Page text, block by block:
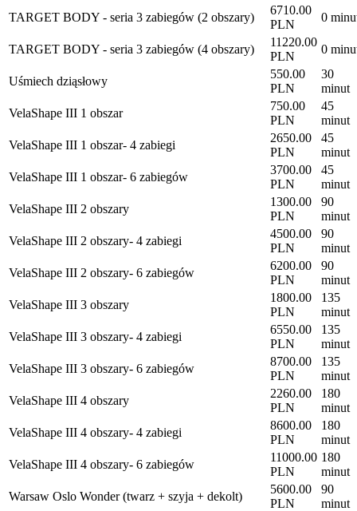
TARGET BODY - seria 3 zabiegów (2 obszary)
6710.00
PLN
0
TARGET BODY - seria 3 zabiegów (4 obszary)
11220.00
PLN
0
Uśmiech dziąsłowy
550.00
PLN
30
minut
VelaShape III 1 obszar
750.00
PLN
45
minut
VelaShape III 1 obszar- 4 zabiegi
2650.00
PLN
45
minut
VelaShape III 1 obszar- 6 zabiegów
3700.00
PLN
45
minut
VelaShape III 2 obszary
1300.00
PLN
90
minut
VelaShape III 2 obszary- 4 zabiegi
4500.00
PLN
90
minut
VelaShape III 2 obszary- 6 zabiegów
6200.00
PLN
90
minut
VelaShape III 3 obszary
1800.00
PLN
135
minut
VelaShape III 3 obszary- 4 zabiegi
6550.00
PLN
135
minut
VelaShape III 3 obszary- 6 zabiegów
8700.00
PLN
135
minut
VelaShape III 4 obszary
2260.00
PLN
180
minut
VelaShape III 4 obszary- 4 zabiegi
8600.00
PLN
180
minut
VelaShape III 4 obszary- 6 zabiegów
11000.00
PLN
180
minut
Warsaw Oslo Wonder (twarz + szyja + dekolt)
5600.00
PLN
90
minut